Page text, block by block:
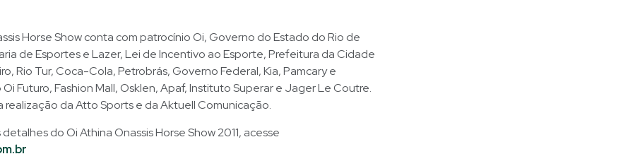
Horse Show conta com patrocínio Oi, Governo do Estado do Rio de
de Esportes e Lazer, Lei de Incentivo ao Esporte, Prefeitura da Cidade
Rio Tur, Coca-Cola, Petrobrás, Governo Federal, Kia, Pamcary e
Futuro, Fashion Mall, Osklen, Apaf, Instituto Superar e Jager Le Coutre.
realização da Atto Sports e da Aktuell Comunicação.
do Oi Athina Onassis Horse Show 2011, acesse